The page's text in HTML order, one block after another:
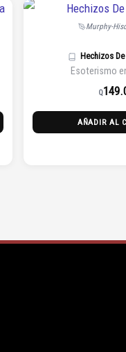
Murphy-
Hechizos
Esoterismo
Q
AÑADIR AL